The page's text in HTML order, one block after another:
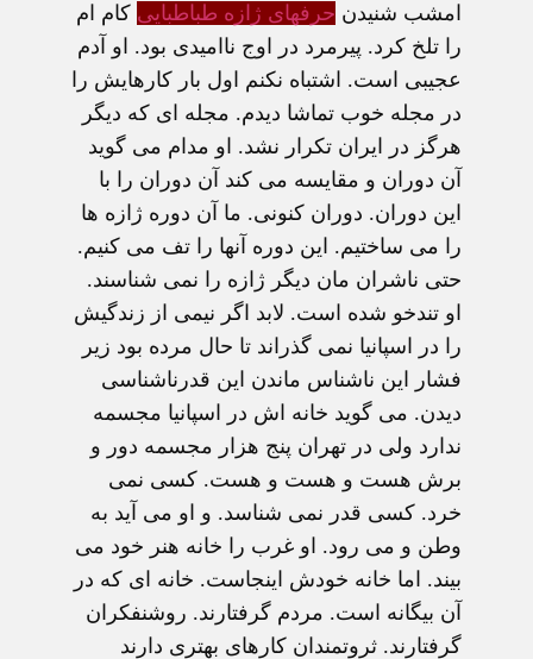
امشب شنيدن حرفهای ژازه طباطبايی کام ام
را تلخ کرد. پيرمرد در اوج نااميدی بود. او آدم
عجيبی است. اشتباه نکنم اول بار کارهایش را
در مجله خوب تماشا ديدم. مجله ای که ديگر
هرگز در ايران تکرار نشد. او مدام می گويد
آن دوران و مقايسه می کند آن دوران را با
اين دوران. دوران کنونی. ما آن دوره ژازه ها
را می ساختيم. اين دوره آنها را تف می کنيم.
حتی ناشران مان ديگر ژازه را نمی شناسند.
او تندخو شده است. لابد اگر نيمی از زندگيش
را در اسپانيا نمی گذراند تا حال مرده بود زير
فشار اين ناشناس ماندن اين قدرناشناسی
ديدن. می گويد خانه اش در اسپانيا مجسمه
ندارد ولی در تهران پنج هزار مجسمه دور و
برش هست و هست و هست. کسی نمی
خرد. کسی قدر نمی شناسد. و او می آيد به
وطن و می رود. او غرب را خانه هنر خود می
بيند. اما خانه خودش اينجاست. خانه ای که در
آن بيگانه است. مردم گرفتارند. روشنفکران
گرفتارند. ثروتمندان کارهای بهتری دارند